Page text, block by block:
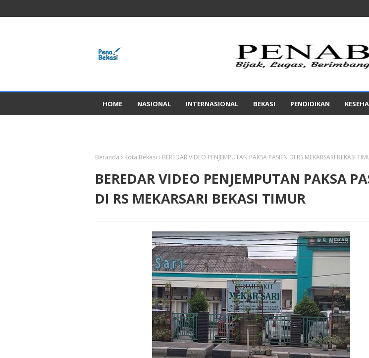
HOME NASIONAL INTERNASIONAL BEKASI PENDIDIKAN
Beranda Kota Bekasi BEREDAR VIDEO PENJEMPUTAN PAKSA PASIEN DI RS MEKARSARI BEKASI
BEREDAR VIDEO PENJEMPUTAN PAKSA
DI RS MEKARSARI BEKASI TIMUR